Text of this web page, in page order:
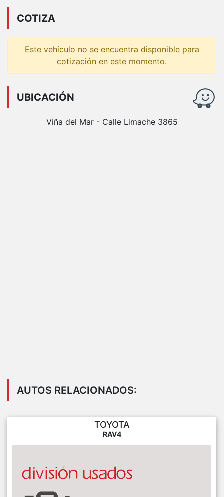
COTIZA
Este vehículo no se encuentra disponible para
cotización en este momento.
UBICACIÓN
Viña del Mar - Calle Limache 3865
AUTOS RELACIONADOS:
TOYOTA
RAV4